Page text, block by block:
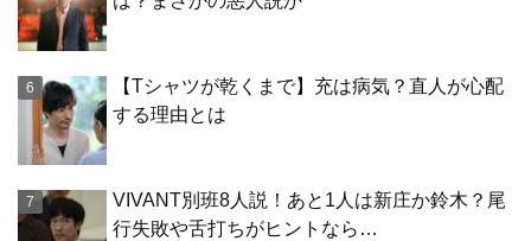
【Tシャツが乾くまで】充は病気？直人が心配
する理由とは
VIVANT別班8人説！あと1人は新庄か鈴木？尾
行失敗や舌打ちがヒントなら…